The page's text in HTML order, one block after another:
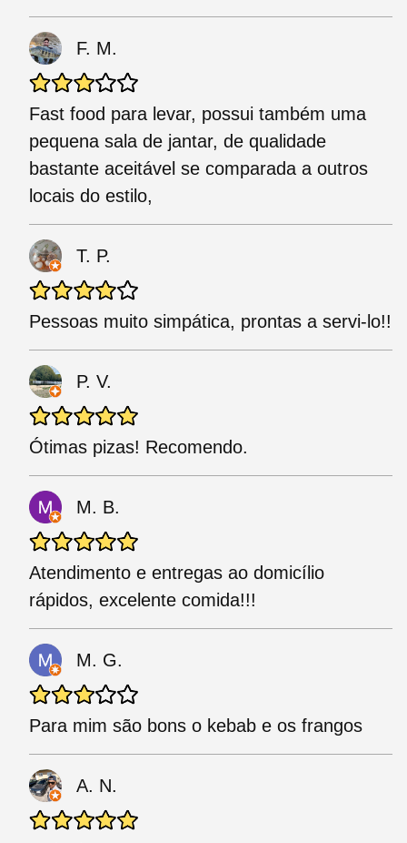
F. M.
Fast food para levar, possui também uma
pequena sala de jantar, de qualidade
bastante aceitável se comparada a outros
locais do estilo,
T. P.
Pessoas muito simpática, prontas a servi-lo!!
P. V.
Ótimas pizas! Recomendo.
M. B.
Atendimento e entregas ao domicílio
rápidos, excelente comida!!!
M. G.
Para mim são bons o kebab e os frangos
A. N.